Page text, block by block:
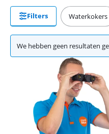
Filters Waterkokers
We hebben geen resultaten